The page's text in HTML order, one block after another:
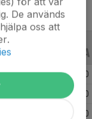
13 0 0
0
0
De används
oss att